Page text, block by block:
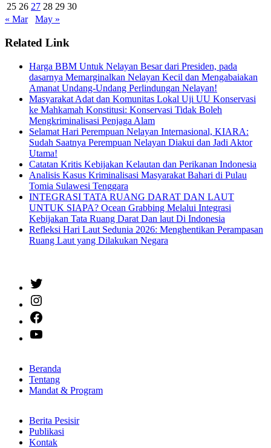
25 26 27 28 29 30
« Mar
May »
Related Link
Harga BBM Untuk Nelayan Besar dari Presiden, pada
dasarnya Memarginalkan Nelayan Kecil dan Mengabaiakan
Amanat Undang-Undang Perlindungan Nelayan!
Masyarakat Adat dan Komunitas Lokal Uji UU Konservasi
ke Mahkamah Konstitusi: Konservasi Tidak Boleh
Mengkriminalisasi Penjaga Alam
Selamat Hari Perempuan Nelayan Internasional, KIARA:
Sudah Saatnya Perempuan Nelayan Diakui dan Jadi Aktor
Utama!
Catatan Kritis Kebijakan Kelautan dan Perikanan Indonesia
Analisis Kasus Kriminalisasi Masyarakat Bahari di Pulau
Tomia Sulawesi Tenggara
INTEGRASI TATA RUANG DARAT DAN LAUT
UNTUK SIAPA? Ocean Grabbing Melalui Integrasi
Kebijakan Tata Ruang Darat Dan laut Di Indonesia
Refleksi Hari Laut Sedunia 2026: Menghentikan Perampasan
Ruang Laut yang Dilakukan Negara
Beranda
Tentang
Mandat & Program
Berita Pesisir
Publikasi
Kontak